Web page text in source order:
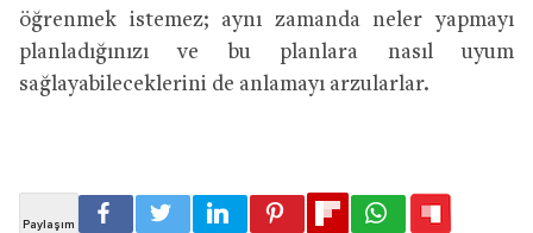
öğrenmek istemez; aynı zamanda neler yapmayı
planladığınızı ve bu planlara nasıl uyum
sağlayabileceklerini de anlamayı arzularlar.